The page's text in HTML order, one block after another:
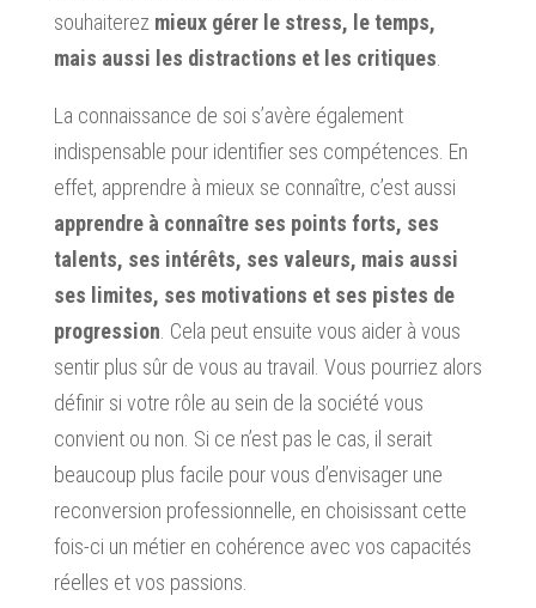
souhaiterez mieux gérer le stress, le temps,
mais aussi les distractions et les critiques
La connaissance de soi s’avère également
indispensable pour identifier ses compétences. En
effet, apprendre à mieux se connaître, c’est aussi
apprendre à connaître ses points forts, ses
talents, ses intérêts, ses valeurs, mais aussi
ses limites, ses motivations et ses pistes de
progression . Cela peut ensuite vous aider à vous
sentir plus sûr de vous au travail. Vous pourriez alors
définir si votre rôle au sein de la société vous
convient ou non. Si ce n’est pas le cas, il serait
beaucoup plus facile pour vous d’envisager une
reconversion professionnelle, en choisissant cette
fois-ci un métier en cohérence avec vos capacités
réelles et vos passions.